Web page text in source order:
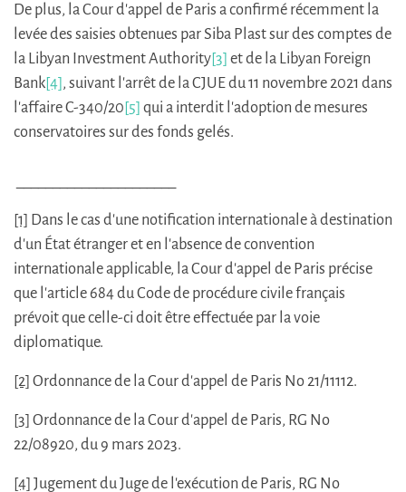
De plus, la Cour d'appel de Paris a confirmé récemment la
levée des saisies obtenues par Siba Plast sur des comptes de
la Libyan Investment Authority[3] et de la Libyan Foreign
Bank[4], suivant l'arrêt de la CJUE du 11 novembre 2021 dans
l'affaire C-340/20 [5] qui a interdit l'adoption de mesures
conservatoires sur des fonds gelés.
[1] Dans le cas d'une notification internationale à destination
d'un État étranger et en l'absence de convention
internationale applicable, la Cour d'appel de Paris précise
que l'article 684 du Code de procédure civile français
prévoit que celle-ci doit être effectuée par la voie
diplomatique.
[2] Ordonnance de la Cour d'appel de Paris No 21/11112.
[3] Ordonnance de la Cour d'appel de Paris, RG No
22/08920, du 9 mars 2023.
[4] Jugement du Juge de l'exécution de Paris, RG No